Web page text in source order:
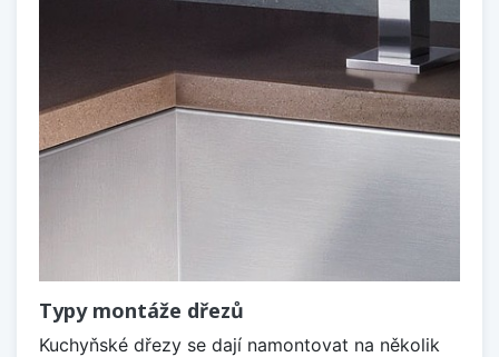
Typy montáže dřezů
Kuchyňské dřezy se dají namontovat na několik